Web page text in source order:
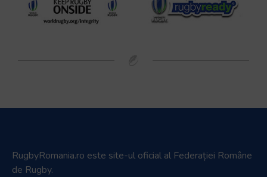
RugbyRomania.ro este site-ul oficial al Federației Române
de Rugby.